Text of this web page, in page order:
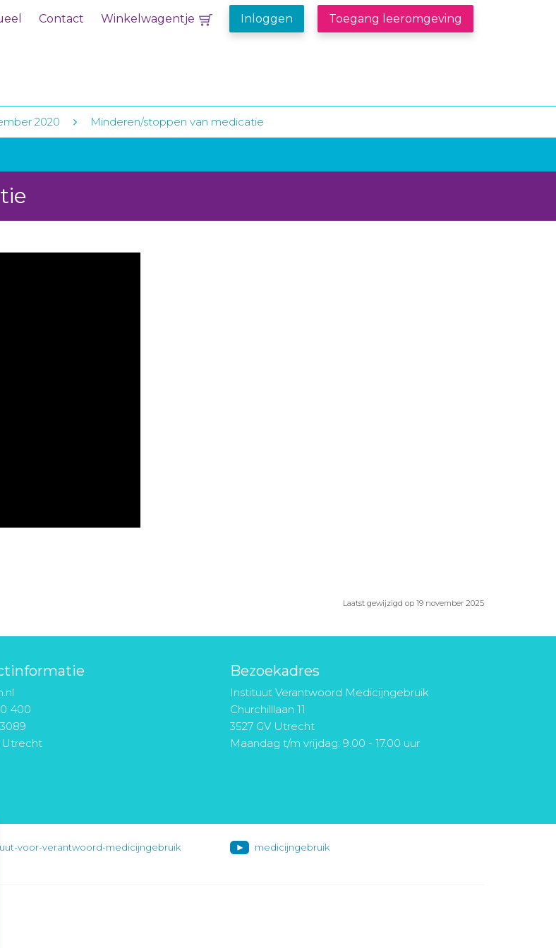
Contact Winkelwagentje Inloggen Toegang leeromgeving
2020 Minderen/stoppen van medicatie
Laatst gewijzigd op 19 november 2025
400
Utrecht
Bezoekadres
Instituut Verantwoord Medicijngebruik
Churchilllaan 11
3527 GV Utrecht
Maandag t/m vrijdag: 9.00 - 17.00 uur
voor-verantwoord-medicijngebruik medicijngebruik